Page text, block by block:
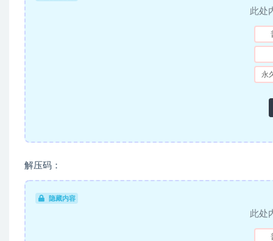
此处
永
解压码：
隐藏内容
此处